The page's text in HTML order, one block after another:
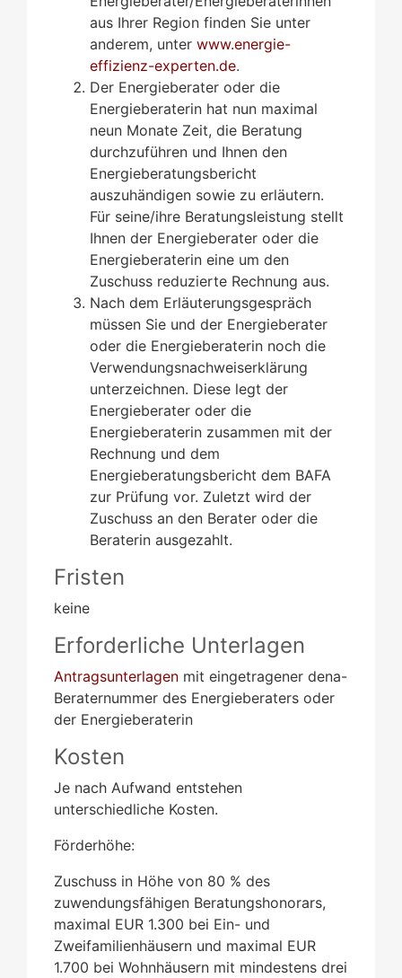
aus Ihrer Region finden Sie unter
anderem, unter www.energie-
effizienz-experten.de.
Der Energieberater oder die
Energieberaterin hat nun maximal
neun Monate Zeit, die Beratung
durchzuführen und Ihnen den
Energieberatungsbericht
auszuhändigen sowie zu erläutern.
Für seine/ihre Beratungsleistung stellt
Ihnen der Energieberater oder die
Energieberaterin eine um den
Zuschuss reduzierte Rechnung aus.
Nach dem Erläuterungsgespräch
müssen Sie und der Energieberater
oder die Energieberaterin noch die
Verwendungsnachweiserklärung
unterzeichnen. Diese legt der
Energieberater oder die
Energieberaterin zusammen mit der
Rechnung und dem
Energieberatungsbericht dem BAFA
zur Prüfung vor. Zuletzt wird der
Zuschuss an den Berater oder die
Beraterin ausgezahlt.
Fristen
keine
Erforderliche Unterlagen
Antragsunterlagen mit eingetragener dena-
Beraternummer des Energieberaters oder
der Energieberaterin
Kosten
Je nach Aufwand entstehen
unterschiedliche Kosten.
Förderhöhe:
Zuschuss in Höhe von 80 % des
zuwendungsfähigen Beratungshonorars,
maximal EUR 1.300 bei Ein- und
Zweifamilienhäusern und maximal EUR
1.700 bei Wohnhäusern mit mindestens drei